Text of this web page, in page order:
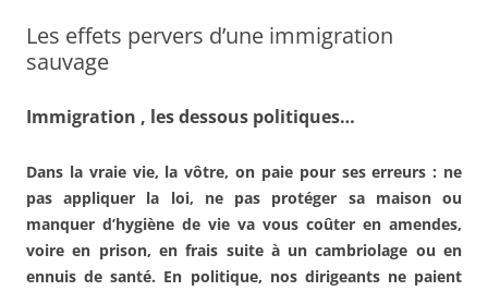
Les effets pervers d’une immigration
sauvage
Immigration , les dessous politiques…
Dans la vraie vie, la vôtre, on paie pour ses erreurs : ne
pas appliquer la loi, ne pas protéger sa maison ou
manquer d’hygiène de vie va vous coûter en amendes,
voire en prison, en frais suite à un cambriolage ou en
ennuis de santé. En politique, nos dirigeants ne paient